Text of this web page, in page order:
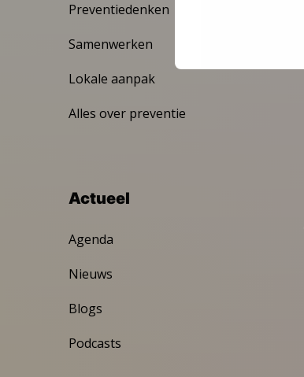
Preventiedenken
Samenwerken
Lokale aanpak
Alles over preventie
Actueel
Agenda
Nieuws
Blogs
Podcasts